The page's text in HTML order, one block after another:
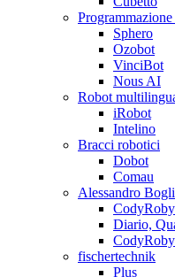
Sphero
Ozobot
VinciBot
Nous AI
Robot
iRobot
Intelino
Bracci robotici
Dobot
Comau
Alessandro
Diario,
fischertechnik
Plus